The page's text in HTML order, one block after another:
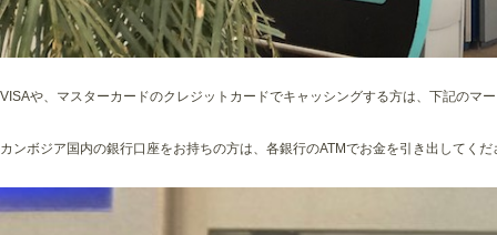
VISAや、マスターカードのクレジットカードでキャッシングする方は、下記のマ
カンボジア国内の銀行口座をお持ちの方は、各銀行のATMでお金を引き出してく